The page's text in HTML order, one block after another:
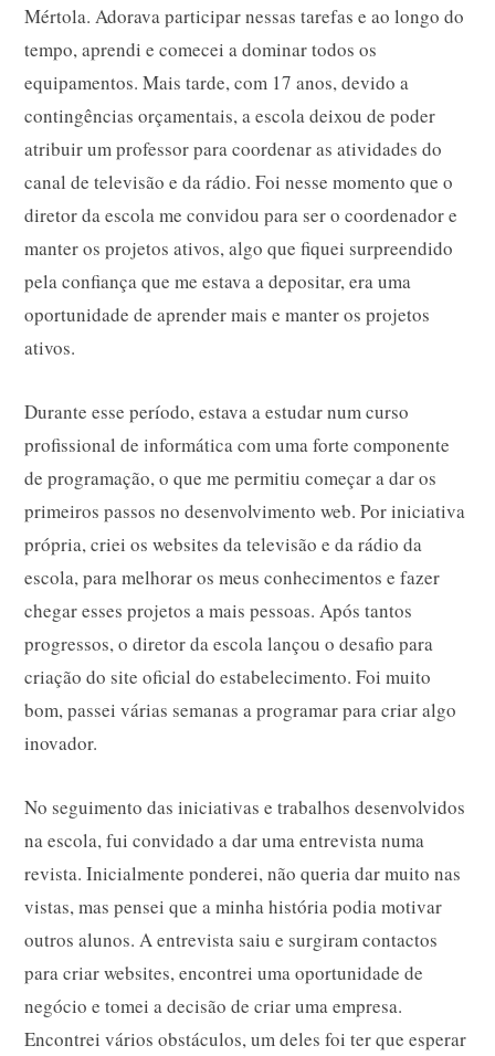
Mértola. Adorava participar nessas tarefas e ao longo do
tempo, aprendi e comecei a dominar todos os
equipamentos. Mais tarde, com 17 anos, devido a
contingências orçamentais, a escola deixou de poder
atribuir um professor para coordenar as atividades do
canal de televisão e da rádio. Foi nesse momento que o
diretor da escola me convidou para ser o coordenador e
manter os projetos ativos, algo que fiquei surpreendido
pela confiança que me estava a depositar, era uma
oportunidade de aprender mais e manter os projetos
ativos.
Durante esse período, estava a estudar num curso
profissional de informática com uma forte componente
de programação, o que me permitiu começar a dar os
primeiros passos no desenvolvimento web. Por iniciativa
própria, criei os websites da televisão e da rádio da
escola, para melhorar os meus conhecimentos e fazer
chegar esses projetos a mais pessoas. Após tantos
progressos, o diretor da escola lançou o desafio para
criação do site oficial do estabelecimento. Foi muito
bom, passei várias semanas a programar para criar algo
inovador.
No seguimento das iniciativas e trabalhos desenvolvidos
na escola, fui convidado a dar uma entrevista numa
revista. Inicialmente ponderei, não queria dar muito nas
vistas, mas pensei que a minha história podia motivar
outros alunos. A entrevista saiu e surgiram contactos
para criar websites, encontrei uma oportunidade de
negócio e tomei a decisão de criar uma empresa.
Encontrei vários obstáculos, um deles foi ter que esperar